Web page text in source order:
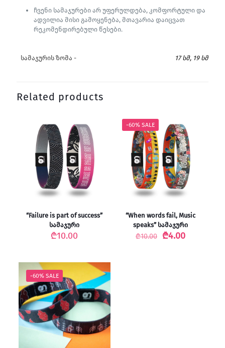
ჩვენი სამაჯურები არ უფერულდება, კომფორტული და
ადვილია მისი გამოყენება, მთავარია დაიცვათ
რეკომენდირებული წესები.
სამაჯურის ზომა - 17 სმ, 19 სმ
Related products
“Failure is part of success”
სამაჯური
₾10.00
-60% SALE
“When words fail, Music
speaks” სამაჯური
₾10.00
Original
₾4.00Current
-60% SALE